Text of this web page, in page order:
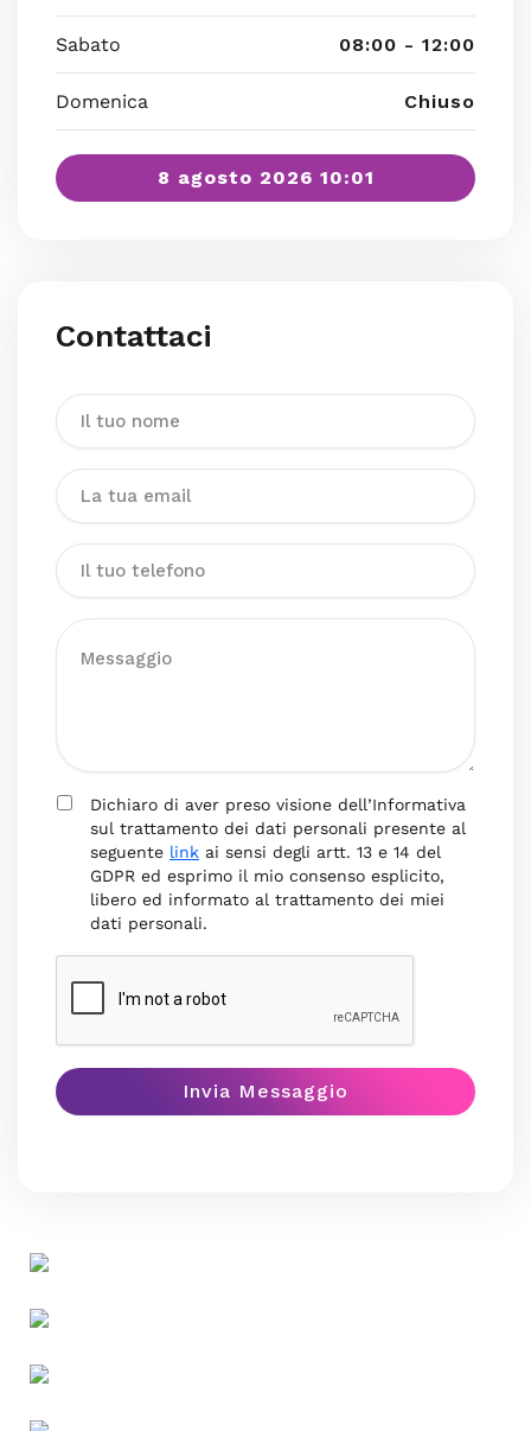
Sabato 08:00 - 12:00
Domenica Chiuso
8 agosto 2026 10:01
Contattaci
Dichiaro di aver preso visione dell’Informativa
sul trattamento dei dati personali presente al
seguente link ai sensi degli artt. 13 e 14 del
GDPR ed esprimo il mio consenso esplicito,
libero ed informato al trattamento dei miei
dati personali.